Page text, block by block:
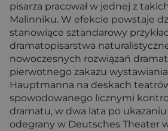
pisarza pracował w jednej z
Malinniku. W efekcie powstaje
stanowiące sztandarowy
dramatopisarstwa
nowoczesnych rozwiązań
pierwotnego zakazu
Hauptmanna na deskach
spowodowanego licznymi
dramatu, w dwa lata po
odegrany w Deutsches Theater